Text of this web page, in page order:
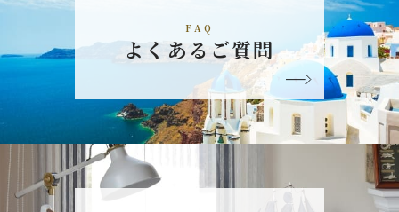
FAQ
よくあるご質問